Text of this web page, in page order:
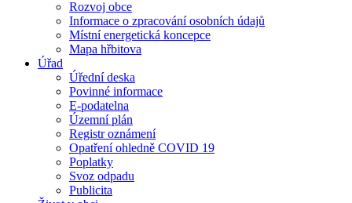
Rozvoj obce
Informace o zpracování osobních údajů
Místní energetická koncepce
Mapa hřbitova
Úřad
Úřední deska
Povinné informace
E-podatelna
Územní plán
Registr oznámení
Opatření ohledně COVID 19
Poplatky
Svoz odpadu
Publicita